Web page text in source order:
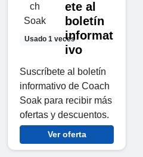
Usado 1 veces
ete al
boletín
informat
ivo
Suscríbete al boletín
informativo de Coach
Soak para recibir más
ofertas y descuentos.
Ver oferta